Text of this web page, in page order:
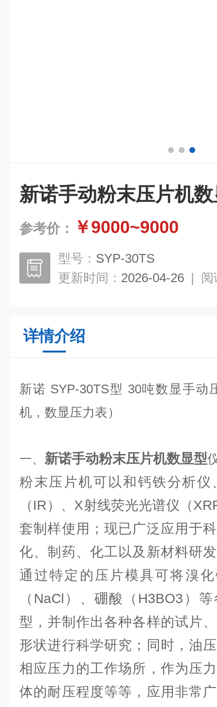
新诺手动粉末压片机
参考价： ￥9000~9000
型号： SYP-30TS
更新时间： 2026-04-26 | 阅
详情介绍
新诺 SYP-30TS型 30吨数显手动
机，数显压力表）
一、 新诺手动粉末压片机数显型
粉末压片机可以和钙铁分析仪
（IR）、X射线荧光光谱仪（
套制样使用；现已广泛应用于
化、制药、化工以及新材料研
通过特定的压片模具可将溴
（NaCl）、硼酸（H3BO3）
型，并制作出各种各样的试片
形状进行科学研究；同时，油
相应压力的工作场所，作为压
体的耐压程度等等，应用非常